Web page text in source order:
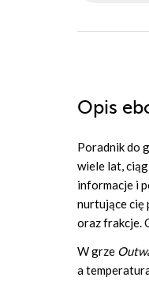
Opis
Poradnik do
wiele lat,
informacje i
nurtujące cię
oraz frakcje.
W grze
a